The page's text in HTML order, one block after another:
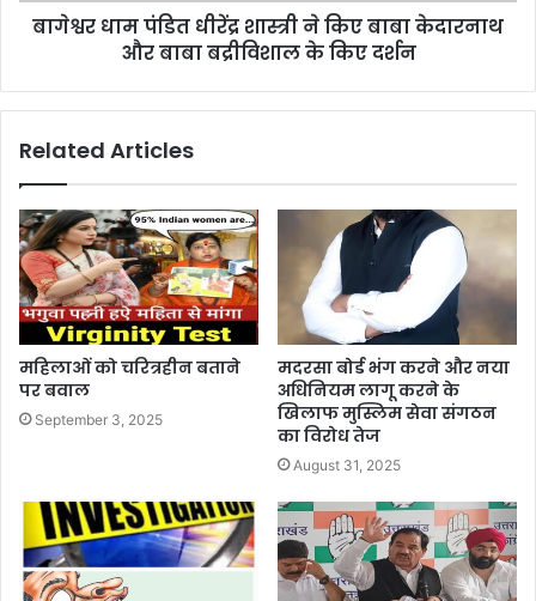
बागेश्वर धाम पंडित धीरेंद्र शास्त्री ने किए बाबा केदारनाथ
और बाबा बद्रीविशाल के किए दर्शन
Related Articles
महिलाओं को चरित्रहीन बताने
पर बवाल
September 3, 2025
मदरसा बोर्ड भंग करने और नया
अधिनियम लागू करने के
खिलाफ मुस्लिम सेवा संगठन
का विरोध तेज
August 31, 2025